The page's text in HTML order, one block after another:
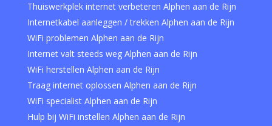
Thuiswerkplek internet verbeteren Alphen aan de Rijn
Internetkabel aanleggen / trekken Alphen aan de Rijn
WiFi problemen Alphen aan de Rijn
Internet valt steeds weg Alphen aan de Rijn
WiFi herstellen Alphen aan de Rijn
Traag internet oplossen Alphen aan de Rijn
WiFi specialist Alphen aan de Rijn
Hulp bij WiFi instellen Alphen aan de Rijn